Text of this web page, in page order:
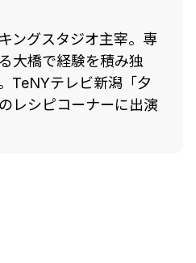
ングスタジオ主宰。専
大橋で経験を積み独
TeNYテレビ新潟「夕
レシピコーナーに出演